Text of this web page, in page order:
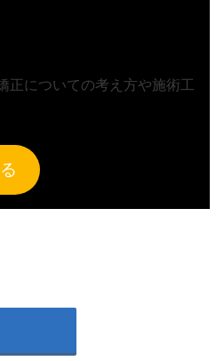
正についての考え方や施術工